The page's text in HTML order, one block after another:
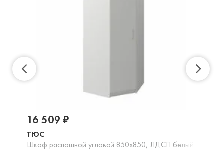
ТЮС
Шкаф распашной угловой 850х850, ЛДСП белый
16 509 ₽